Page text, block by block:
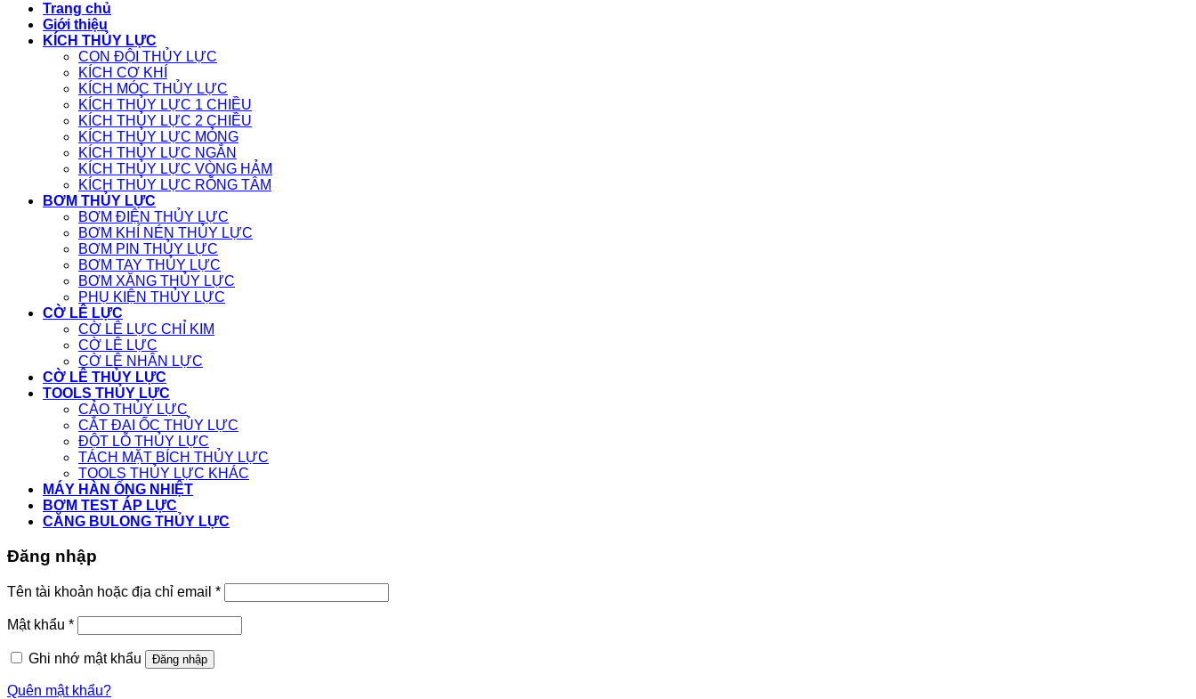
Trang chủ
Giới thiệu
KÍCH THỦY LỰC
CON ĐỘI THỦY LỰC
KÍCH CƠ KHÍ
KÍCH MÓC THỦY LỰC
KÍCH THỦY LỰC 1 CHIỀU
KÍCH THỦY LỰC 2 CHIỀU
KÍCH THỦY LỰC MỎNG
KÍCH THỦY LỰC NGẮN
KÍCH THỦY LỰC VÒNG HẢM
KÍCH THỦY LỰC RỖNG TÂM
BƠM THỦY LỰC
BƠM ĐIỆN THỦY LỰC
BƠM KHÍ NÉN THỦY LỰC
BƠM PIN THỦY LỰC
BƠM TAY THỦY LỰC
BƠM XĂNG THỦY LỰC
PHỤ KIỆN THỦY LỰC
CỜ LÊ LỰC
CỜ LÊ LỰC CHỈ KIM
CỜ LÊ LỰC
CỜ LÊ NHÂN LỰC
CỜ LÊ THỦY LỰC
TOOLS THỦY LỰC
CẢO THỦY LỰC
CẮT ĐAI ỐC THỦY LỰC
ĐỘT LỖ THỦY LỰC
TÁCH MẶT BÍCH THỦY LỰC
TOOLS THỦY LỰC KHÁC
MÁY HÀN ỐNG NHIỆT
BƠM TEST ÁP LỰC
CĂNG BULONG THỦY LỰC
Đăng nhập
Tên tài khoản hoặc địa chỉ email *
Mật khẩu *
Ghi nhớ mật khẩu Đăng nhập
Quên mật khẩu?